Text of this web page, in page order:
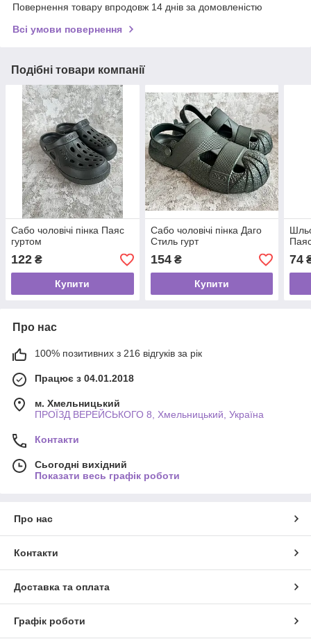
Повернення товару впродовж 14 днів за домовленістю
Всі умови повернення
Подібні товари компанії
Сабо чоловічі пінка Паяс
гуртом
122 ₴
Купити
Сабо чоловічі пінка Даго
Стиль гурт
154₴
Купити
74
Про нас
100% позитивних з 216 відгуків за рік
Працює з 04.01.2018
м. Хмельницький
ПРОЇЗД ВЕРЕЙСЬКОГО 8, Хмельницький, Україна
Контакти
Сьогодні вихідний
Показати весь графік роботи
Про нас
Контакти
Доставка та оплата
Графік роботи